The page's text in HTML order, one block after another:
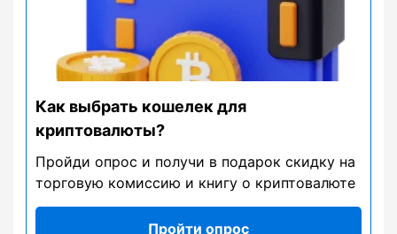
Как выбрать кошелек для
криптовалюты?
Пройди опрос и получи в подарок скидку на
торговую комиссию и книгу о криптовалюте
Пройти опрос